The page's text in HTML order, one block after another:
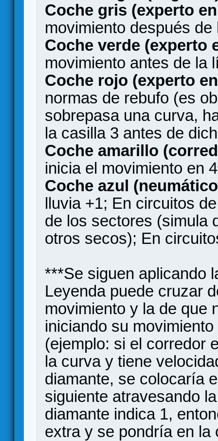
Coche gris (experto
movimiento después
Coche verde (experto
movimiento antes de la
Coche rojo (experto
normas de rebufo (es
sobrepasa una curva,
la casilla 3 antes de
Coche amarillo
inicia el movimiento en
Coche azul
lluvia +1; En circuitos
de los sectores (simula
otros secos); En
***Se siguen aplicando
Leyenda puede cruzar
movimiento y la de que
iniciando su
(ejemplo: si el corredor
la curva y tiene
diamante, se colocaría
siguiente atravesando
diamante indica 1,
extra y se pondría en la